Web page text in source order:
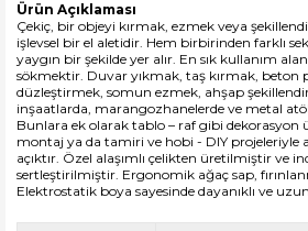
Ürün Açıklaması
Çekiç, bir objeyi kırmak, ezmek veya
işlevsel bir el aletidir. Hem birbirinden farklı
yaygın bir şekilde yer alır. En sık kullanım
sökmektir. Duvar yıkmak, taş kırmak, beton
düzleştirmek, somun ezmek, ahşap
inşaatlarda, marangozhanelerde ve metal
Bunlara ek olarak tablo – raf gibi dekorasyon
montaj ya da tamiri ve hobi - DIY projeleriyle
açıktır. Özel alaşımlı çelikten üretilmiştir ve
sertleştirilmiştir. Ergonomik ağaç sap, f
Elektrostatik boya sayesinde dayanıklı ve